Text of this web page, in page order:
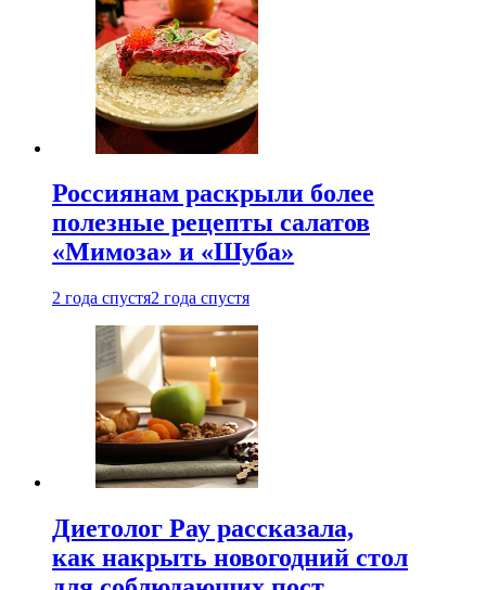
Россиянам раскрыли более
полезные рецепты салатов
«Мимоза» и «Шуба»
2 года спустя2 года спустя
Диетолог Рау рассказала,
как накрыть новогодний стол